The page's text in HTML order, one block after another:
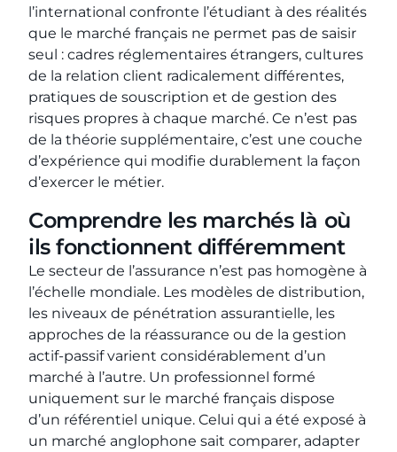
l’international confronte l’étudiant à des réalités
que le marché français ne permet pas de saisir
seul : cadres réglementaires étrangers, cultures
de la relation client radicalement différentes,
pratiques de souscription et de gestion des
risques propres à chaque marché. Ce n’est pas
de la théorie supplémentaire, c’est une couche
d’expérience qui modifie durablement la façon
d’exercer le métier.
Comprendre les marchés là où
ils fonctionnent différemment
Le secteur de l’assurance n’est pas homogène à
l’échelle mondiale. Les modèles de distribution,
les niveaux de pénétration assurantielle, les
approches de la réassurance ou de la gestion
actif-passif varient considérablement d’un
marché à l’autre. Un professionnel formé
uniquement sur le marché français dispose
d’un référentiel unique. Celui qui a été exposé à
un marché anglophone sait comparer, adapter